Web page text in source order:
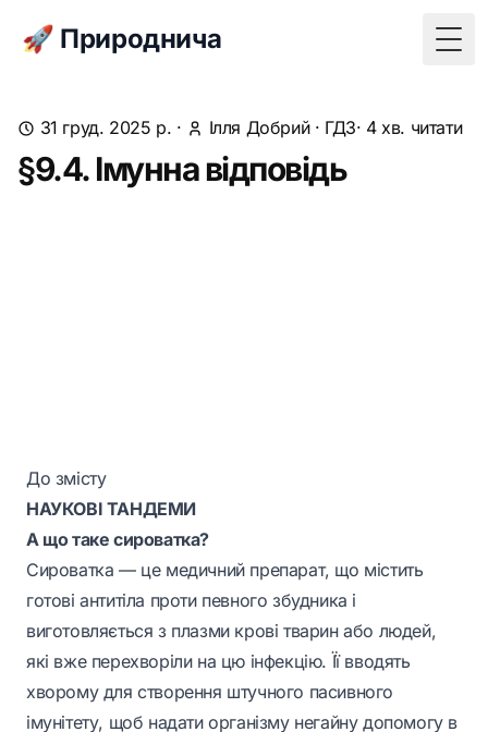
🚀 Природнича
31 груд. 2025 р. · Ілля Добрий· ГДЗ· 4 хв. читати
§9.4. Імунна відповідь
До змісту
НАУКОВІ ТАНДЕМИ
А що таке сироватка?
Сироватка — це медичний препарат, що містить
готові антитіла проти певного збудника і
виготовляється з плазми крові тварин або людей,
які вже перехворіли на цю інфекцію. Її вводять
хворому для створення штучного пасивного
імунітету, щоб надати організму негайну допомогу в